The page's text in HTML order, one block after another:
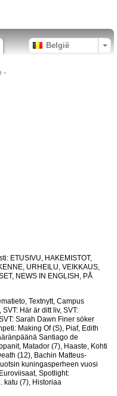
België
-
ETUSIVU, HAKEMISTOT,
URHEILU, VEIKKAUS,
NEWS IN ENGLISH, PÅ
Textnytt, Campus
Här är ditt liv, SVT:
Sarah Dawn Finer söker
Making Of (S), Piaf, Edith
Santiago de
Matador (7), Haaste, Kohti
(12), Bachin Matteus-
kuningasperheen vuosi
Spotlight:
katu (7), Historiaa